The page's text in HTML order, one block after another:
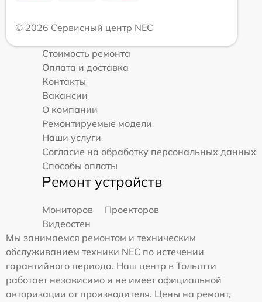
© 2026 Сервисный центр NEC
Стоимость ремонта
Оплата и доставка
Контакты
Вакансии
О компании
Ремонтируемые модели
Наши услуги
Согласие на обработку персональных данных
Способы оплаты
Ремонт устройств
Мониторов
Проекторов
Видеостен
Мы занимаемся ремонтом и техническим
обслуживанием техники NEC по истечении
гарантийного периода. Наш центр в Тольятти
работает независимо и не имеет официальной
авторизации от производителя. Цены на ремонт,